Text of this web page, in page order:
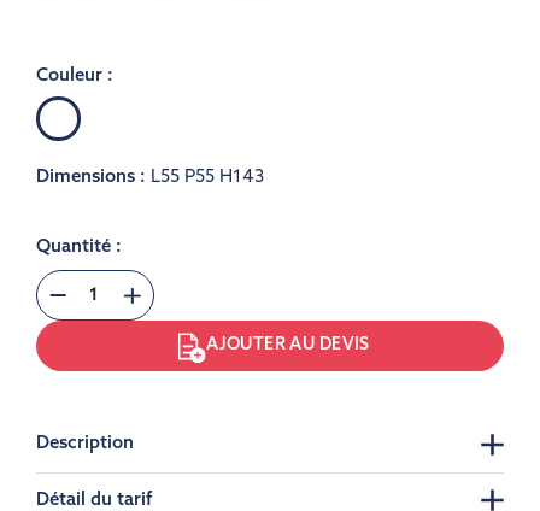
Couleur :
Blanc
Dimensions : L55 P55 H143
Quantité :
AJOUTER AU DEVIS
Description
Détail du tarif